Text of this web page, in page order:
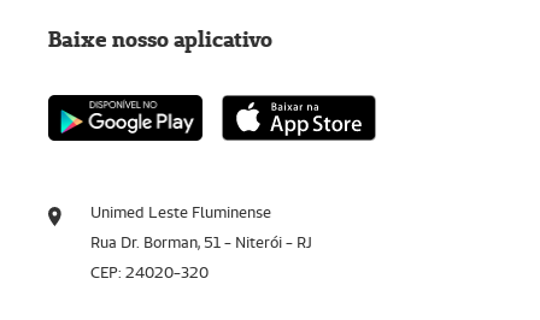
Unimed Leste Fluminense
Rua Dr. Borman, 51 - Niterói - RJ
CEP: 24020-320
Baixe nosso aplicativo